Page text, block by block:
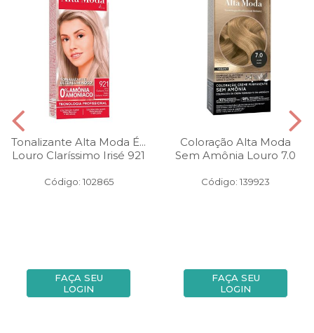
Tonalizante Alta Moda É...
Louro Claríssimo Irisé 921
Código: 102865
FAÇA SEU
LOGIN
Coloração Alta Moda
Sem Amônia Louro 7.0
Código: 139923
FAÇA SEU
LOGIN